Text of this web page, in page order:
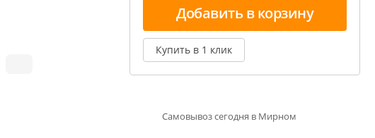
Коррекция показаний ареометра
Разбавление и испарение сусла
Добавить в корзину
Купить в 1 клик
Самовывоз сегодня в Мирном